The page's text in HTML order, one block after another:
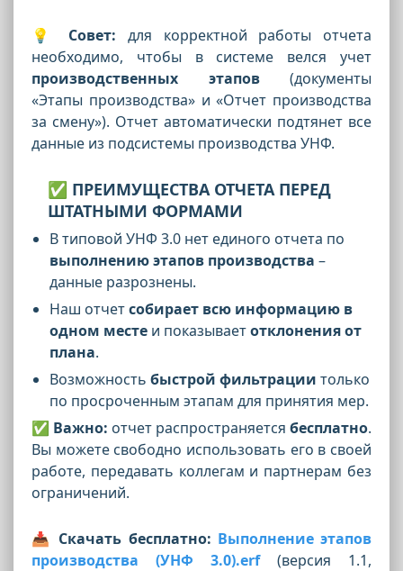
💡 Совет: для корректной работы отчета
необходимо, чтобы в системе велся учет
производственных этапов(документы
«Этапы производства» и «Отчет производства
за смену»). Отчет автоматически подтянет все
данные из подсистемы производства УНФ.
✅ ПРЕИМУЩЕСТВА ОТЧЕТА ПЕРЕД
ШТАТНЫМИ ФОРМАМИ
В типовой УНФ 3.0 нет единого отчета по
выполнению этапов производства –
данные разрознены.
Наш отчетсобирает всю информацию в
одном месте и показываетотклонения от
плана.
Возможность быстрой фильтрации только
по просроченным этапам для принятия мер.
✅ Важно: отчет распространяется бесплатно.
Вы можете свободно использовать его в своей
работе, передавать коллегам и партнерам без
ограничений.
📥 Скачать бесплатно: Выполнение этапов
производства (УНФ 3.0).erf(версия 1.1,